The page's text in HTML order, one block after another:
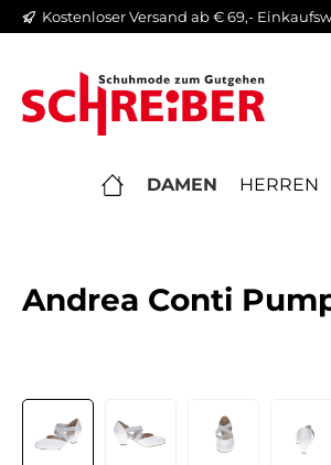
Zur Hauptnavigation
Kostenloser Versand ab € 69,-
DAMEN HERREN
Andrea Conti
Bildergalerie überspringen